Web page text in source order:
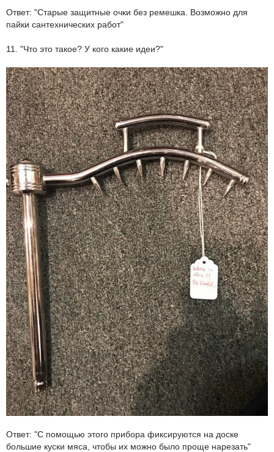
Ответ: "Старые защитные очки без ремешка. Возможно для
пайки сантехнических работ"
11. "Что это такое? У кого какие идеи?"
Ответ: "С помощью этого прибора фиксируются на доске
большие куски мяса, чтобы их можно было проще нарезать"